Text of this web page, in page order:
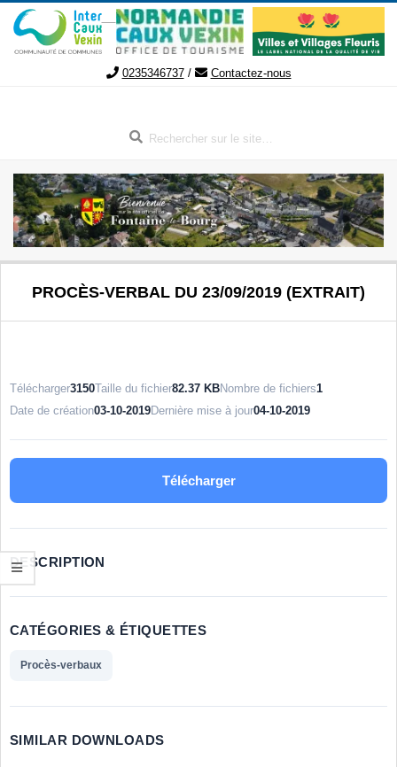
Aller
contenu
0235346737/ Contactez-nous
FONTAINE-
LE-
BOURG
PROCÈS-VERBAL DU 23/09/2019 (EXTRAIT)
Télécharger3150Taille du fichier82.37 KBNombre de fichiers1
Date de création03-10-2019Dernière mise à jour04-10-2019
Télécharger
DESCRIPTION
CATÉGORIES & ÉTIQUETTES
Procès-verbaux
SIMILAR DOWNLOADS